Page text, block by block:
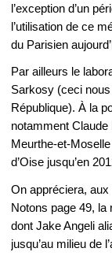
l’exception d’un
l’utilisation de ce
du Parisien
Par ailleurs le
Sarkosy (ceci
République). À la
notamment
Meurthe-et-
d’Oise jusqu’en
On appréciera, aux
Notons page 49,
dont Jake Angeli
jusqu’au milieu de